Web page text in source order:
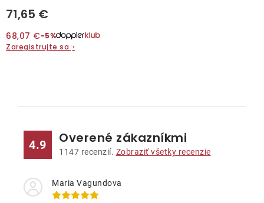
71,65 €
68,07 €−5%
Zaregistrujte sa ›
4.9 Overené zákazníkmi
1147 recenzií. Zobraziť všetky recenzie
Maria Vagundova